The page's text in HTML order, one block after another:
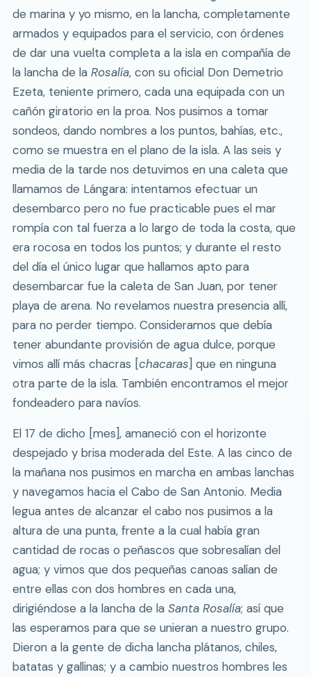
de marina y yo mismo, en la lancha, completamente
armados y equipados para el servicio, con órdenes
de dar una vuelta completa a la isla en compañía de
la lancha de la Rosalía, con su oficial Don Demetrio
Ezeta, teniente primero, cada una equipada con un
cañón giratorio en la proa. Nos pusimos a tomar
sondeos, dando nombres a los puntos, bahías, etc.,
como se muestra en el plano de la isla. A las seis y
media de la tarde nos detuvimos en una caleta que
llamamos de Lángara: intentamos efectuar un
desembarco pero no fue practicable pues el mar
rompía con tal fuerza a lo largo de toda la costa, que
era rocosa en todos los puntos; y durante el resto
del día el único lugar que hallamos apto para
desembarcar fue la caleta de San Juan, por tener
playa de arena. No revelamos nuestra presencia allí,
para no perder tiempo. Consideramos que debía
tener abundante provisión de agua dulce, porque
vimos allí más chacras [chacaras] que en ninguna
otra parte de la isla. También encontramos el mejor
fondeadero para navíos.
El 17 de dicho [mes], amaneció con el horizonte
despejado y brisa moderada del Este. A las cinco de
la mañana nos pusimos en marcha en ambas lanchas
y navegamos hacia el Cabo de San Antonio. Media
legua antes de alcanzar el cabo nos pusimos a la
altura de una punta, frente a la cual había gran
cantidad de rocas o peñascos que sobresalían del
agua; y vimos que dos pequeñas canoas salían de
entre ellas con dos hombres en cada una,
dirigiéndose a la lancha de la Santa Rosalía; así que
las esperamos para que se unieran a nuestro grupo.
Dieron a la gente de dicha lancha plátanos, chiles,
batatas y gallinas; y a cambio nuestros hombres les